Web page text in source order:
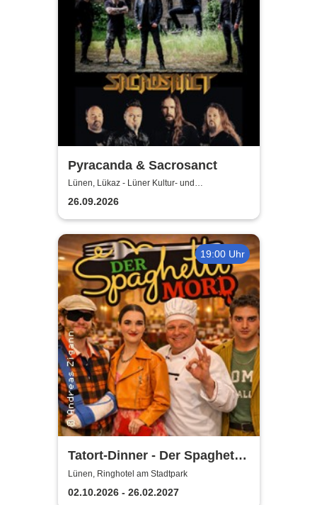
Pyracanda & Sacrosanct
Lünen, Lükaz - Lüner Kultur- und
Aktionszentrum
26.09.2026
19:00 Uhr
Tatort-Dinner - Der Spaghetti
Mord
Lünen, Ringhotel am Stadtpark
02.10.2026 - 26.02.2027